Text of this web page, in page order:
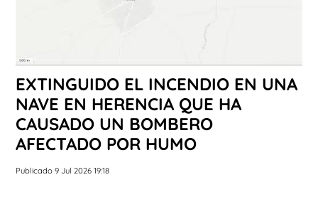
EXTINGUIDO EL INCENDIO EN UNA
NAVE EN HERENCIA QUE HA
CAUSADO UN BOMBERO
AFECTADO POR HUMO
Publicado 9 Jul 2026 19:18